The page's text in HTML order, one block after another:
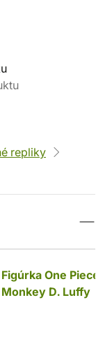
repliky
Figúrka One Piece -
Monkey D. Luffy